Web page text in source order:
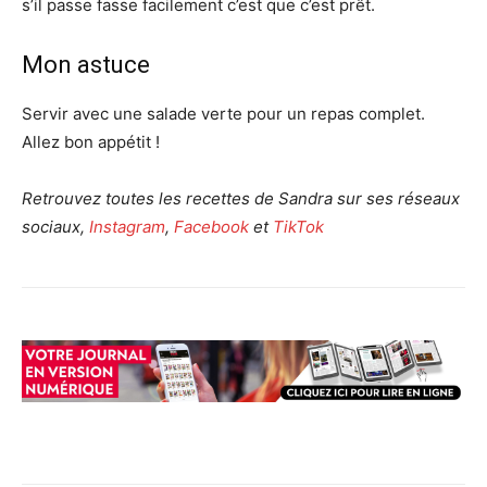
s’il passe fasse facilement c’est que c’est prêt.
Mon astuce
Servir avec une salade verte pour un repas complet.
Allez bon appétit !
Retrouvez toutes les recettes de Sandra sur ses réseaux
sociaux, Instagram, Facebook et TikTok